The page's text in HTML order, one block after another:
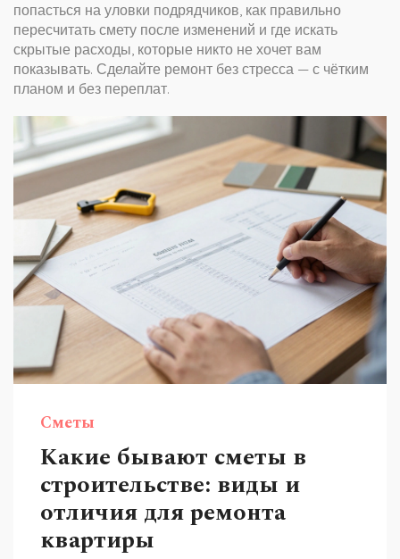
попасться на уловки подрядчиков, как правильно
пересчитать смету после изменений и где искать
скрытые расходы, которые никто не хочет вам
показывать. Сделайте ремонт без стресса — с чётким
планом и без переплат.
Сметы
Какие бывают сметы в
строительстве: виды и
отличия для ремонта
квартиры